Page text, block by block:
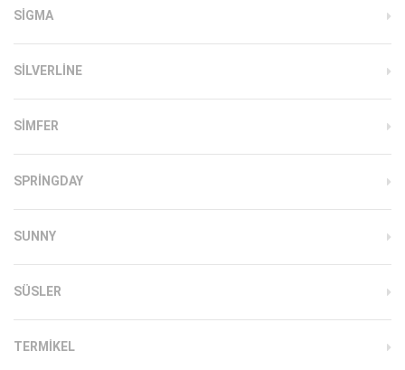
SIGMA
SILVERLINE
SIMFER
SPRINGDAY
SUNNY
SÜSLER
TERMIKEL